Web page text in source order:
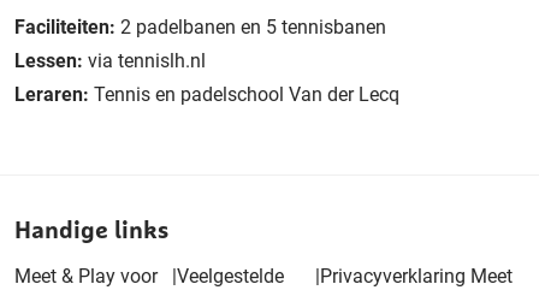
Faciliteiten: 2 padelbanen en 5 tennisbanen
Lessen: via tennislh.nl
Leraren: Tennis en padelschool Van der Lecq
Handige links
Meet & Play voor
|Veelgestelde
|Privacyverklaring Meet